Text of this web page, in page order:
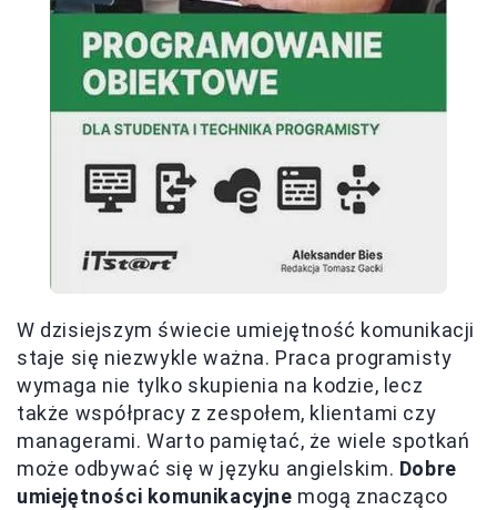
W dzisiejszym świecie umiejętność komunikacji
staje się niezwykle ważna. Praca programisty
wymaga nie tylko skupienia na kodzie, lecz
także współpracy z zespołem, klientami czy
managerami. Warto pamiętać, że wiele spotkań
może odbywać się w języku angielskim. Dobre
umiejętności komunikacyjne mogą znacząco